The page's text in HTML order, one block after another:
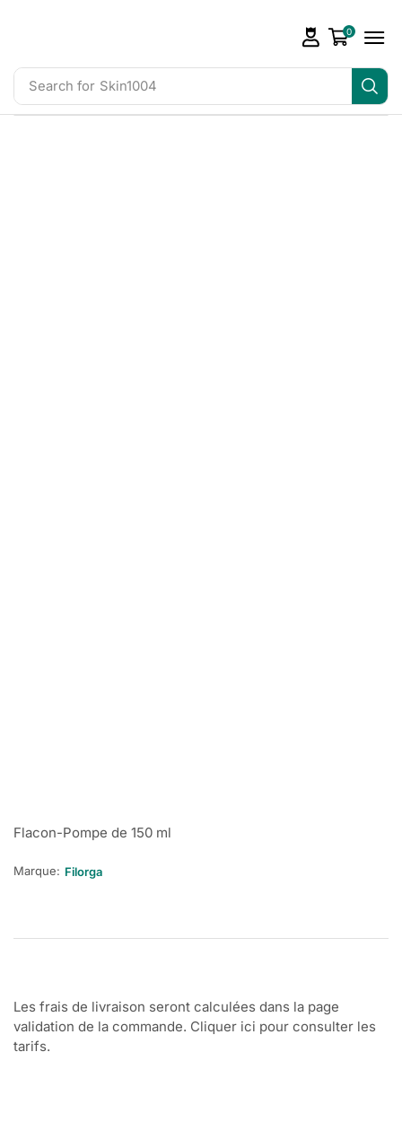
Search for Skin1004
0
Flacon-Pompe de 150 ml
Marque: Filorga
Les frais de livraison seront calculées dans la page
validation de la commande. Cliquer ici pour consulter les
tarifs.